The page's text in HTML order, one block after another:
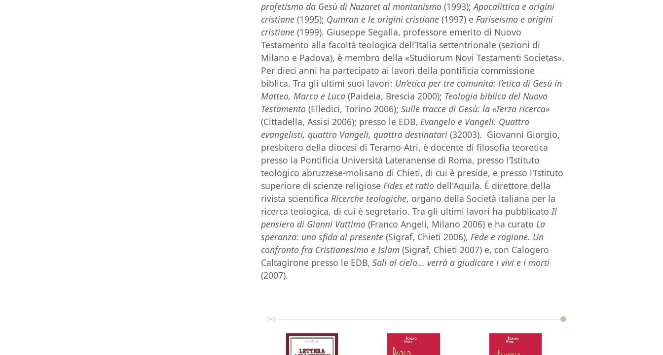
profetismo da Gesù di Nazaret al montanismo (1993);Apocalittica e origini
cristiane(1995); Qumran e le origini cristiane (1997) eFariseismo e origini
cristiane (1999). Giuseppe Segalla, professore emerito di Nuovo
Testamento alla facoltà teologica dell’Italia settentrionale (sezioni di
Milano e Padova), è membro della «Studiorum Novi Testamenti Societas».
Per dieci anni ha partecipato ai lavori della pontificia commissione
biblica. Tra gli ultimi suoi lavori: Un’etica per tre comunità: l’etica di Gesù in
Matteo, Marco e Luca (Paideia, Brescia 2000); Teologia biblica del Nuovo
Testamento (Elledici, Torino 2006);Sulle tracce di Gesù: la «Terza ricerca»
(Cittadella, Assisi 2006); presso le EDB,Evangelo e Vangeli. Quattro
evangelisti, quattro Vangeli, quattro destinatari (32003). Giovanni Giorgio,
presbitero della diocesi di Teramo-Atri, è docente di filosofia teoretica
presso la Pontificia Università Lateranense di Roma, presso l’Istituto
teologico abruzzese-molisano di Chieti, di cui è preside, e presso l'Istituto
superiore di scienze religioseFides et ratio dell'Aquila. È direttore della
rivista scientificaRicerche teologiche, organo della Società italiana per la
ricerca teologica, di cui è segretario. Tra gli ultimi lavori ha pubblicatoIl
pensiero di Gianni Vattimo (Franco Angeli, Milano 2006) e ha curatoLa
speranza: una sfida al presente (Sigraf, Chieti 2006),Fede e ragione. Un
confronto fra Cristianesimo e Islam (Sigraf, Chieti 2007) e, con Calogero
Caltagirone presso le EDB,Salì al cielo... verrà a giudicare i vivi e i morti
(2007).